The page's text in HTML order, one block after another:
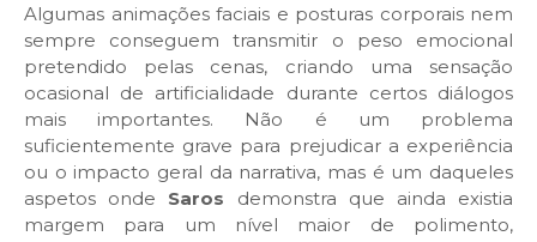
Algumas animações faciais e posturas corporais nem
sempre conseguem transmitir o peso emocional
pretendido pelas cenas, criando uma sensação
ocasional de artificialidade durante certos diálogos
mais importantes. Não é um problema
suficientemente grave para prejudicar a experiência
ou o impacto geral da narrativa, mas é um daqueles
aspetos onde Saros demonstra que ainda existia
margem para um nível maior de polimento,